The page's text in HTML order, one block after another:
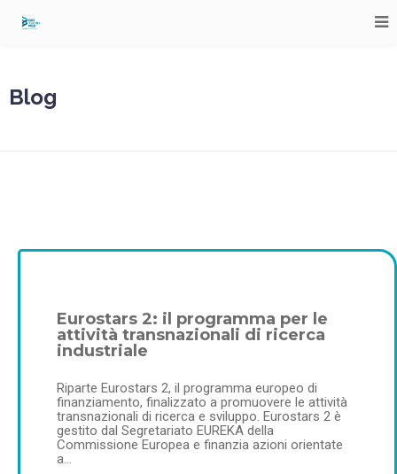
Blog
Eurostars 2: il programma per le
attività transnazionali di ricerca
industriale
Riparte Eurostars 2, il programma europeo di
finanziamento, finalizzato a promuovere le attività
transnazionali di ricerca e sviluppo. Eurostars 2 è
gestito dal Segretariato EUREKA della
Commissione Europea e finanzia azioni orientate
a…